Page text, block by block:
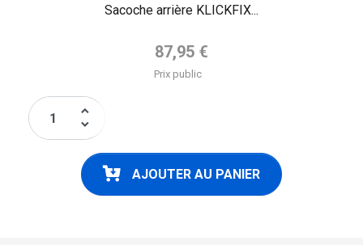
Sacoche arrière KLICKFIX...
Prix de base
87,95 €
Prix public
keyboard_arrow_up
keyboard_arrow_down
AJOUTER AU PANIER